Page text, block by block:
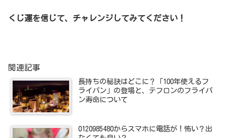
くじ運を信じて、チャレンジしてみてください！
関連記事
長持ちの秘訣はどこに？「100年使えるフ
ライパン」の登場と、テフロンのフライパ
ン寿命について
0120985480からスマホに電話が！怖い？出